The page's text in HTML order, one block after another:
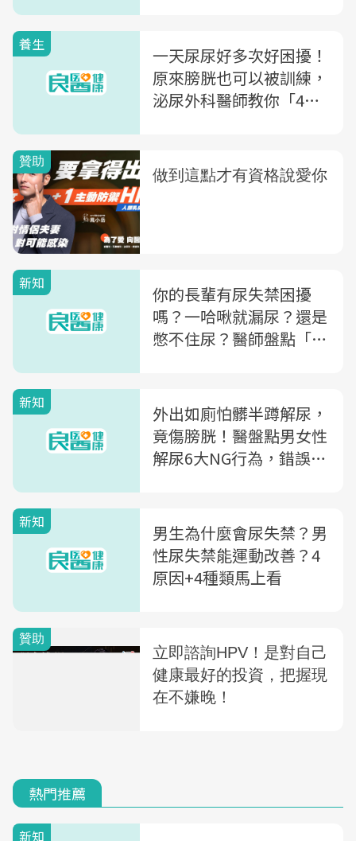
養生
一天尿尿好多次好困擾！
原來膀胱也可以被訓練，
泌尿外科醫師教你「4招
新知
你的長輩有尿失禁困擾
嗎？一哈啾就漏尿？還是
憋不住尿？醫師盤點「5
新知
外出如廁怕髒半蹲解尿，
竟傷膀胱！醫盤點男女性
解尿6大NG行為，錯誤解
新知
男生為什麼會尿失禁？男
性尿失禁能運動改善？4
原因+4種類馬上看
熱門推薦
新知